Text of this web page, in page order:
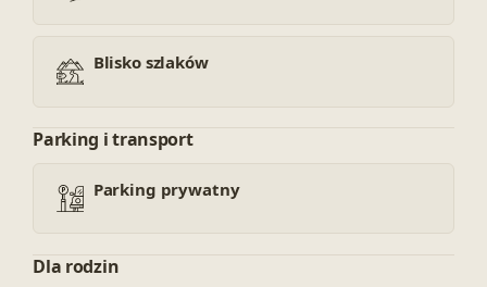
Blisko szlaków
Parking i transport
Parking prywatny
Dla rodzin